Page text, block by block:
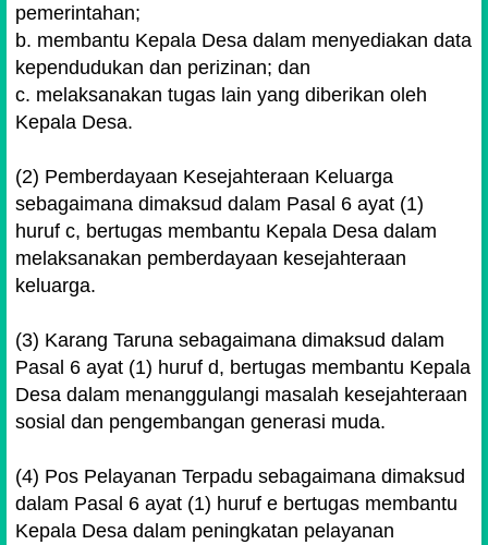
pemerintahan;
b. membantu Kepala Desa dalam menyediakan data
kependudukan dan perizinan; dan
c. melaksanakan tugas lain yang diberikan oleh
Kepala Desa.
(2) Pemberdayaan Kesejahteraan Keluarga
sebagaimana dimaksud dalam Pasal 6 ayat (1)
huruf c, bertugas membantu Kepala Desa dalam
melaksanakan pemberdayaan kesejahteraan
keluarga.
(3) Karang Taruna sebagaimana dimaksud dalam
Pasal 6 ayat (1) huruf d, bertugas membantu Kepala
Desa dalam menanggulangi masalah kesejahteraan
sosial dan pengembangan generasi muda.
(4) Pos Pelayanan Terpadu sebagaimana dimaksud
dalam Pasal 6 ayat (1) huruf e bertugas membantu
Kepala Desa dalam peningkatan pelayanan